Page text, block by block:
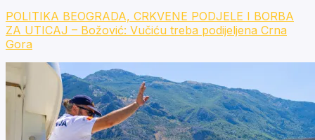
POLITIKA BEOGRADA, CRKVENE PODJELE I BORBA
ZA UTICAJ – Božović: Vučiću treba podijeljena Crna
Gora